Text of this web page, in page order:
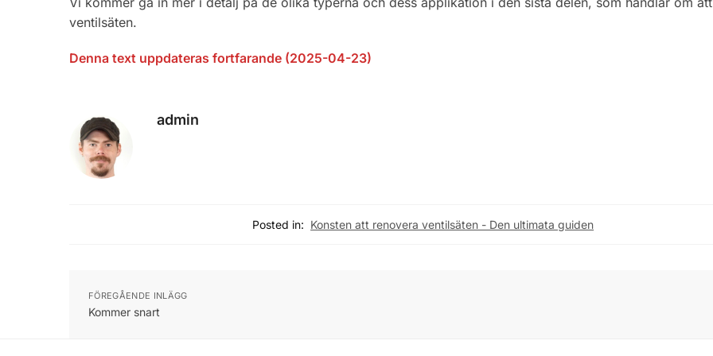
ventilsäten.
Denna text uppdateras fortfarande (2025-04-23)
admin
Posted in: Konsten att renovera ventilsäten - Den ultimata guiden
FÖREGÅENDE INLÄGG
Kommer snart